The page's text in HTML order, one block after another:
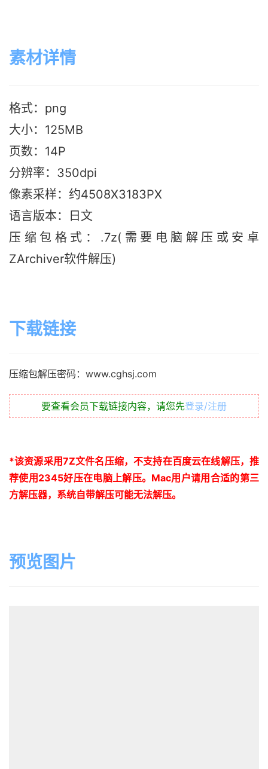
素材详情
格式：png
大小：125MB
页数：14P
分辨率：350dpi
像素采样：约4508X3183PX
语言版本：日文
压缩包格式：.7z(需要电脑解压或安卓
ZArchiver软件解压)
下载链接
压缩包解压密码：www.cghsj.com
要查看会员下载链接内容，请您先登录/注册
*该资源采用7Z文件名压缩，不支持在百度云在线解压，推
荐使用2345好压在电脑上解压。 Mac用户请用合适的第三
方解压器，系统自带解压可能无法解压。
预览图片